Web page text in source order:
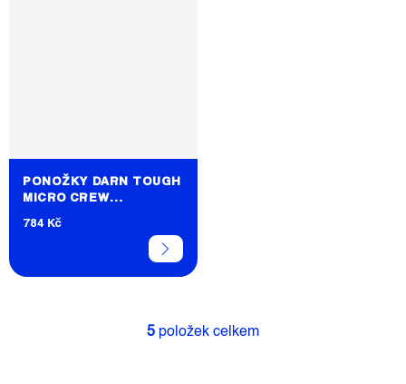
PONOŽKY DARN TOUGH
MICRO CREW
CUSHION
784 Kč
O
5 položek celkem